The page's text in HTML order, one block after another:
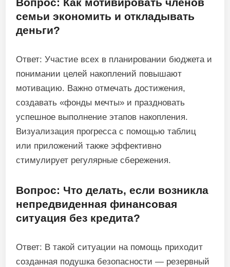
семьи экономить и откладывать
деньги?
Ответ: Участие всех в планировании бюджета и
понимании целей накоплений повышают
мотивацию. Важно отмечать достижения,
создавать «фонды мечты» и праздновать
успешное выполнение этапов накопления.
Визуализация прогресса с помощью таблиц
или приложений также эффективно
стимулирует регулярные сбережения.
Вопрос: Что делать, если возникла
непредвиденная финансовая
ситуация без кредита?
Ответ: В такой ситуации на помощь приходит
созданная подушка безопасности — резервный